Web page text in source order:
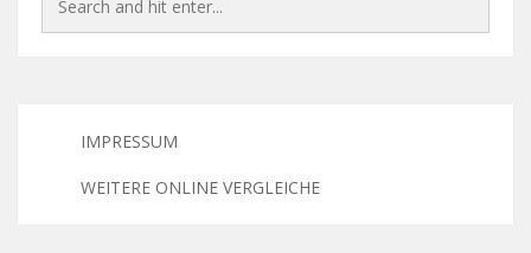
IMPRESSUM
WEITERE ONLINE VERGLEICHE